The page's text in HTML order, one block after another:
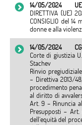
14/05/2024
UE
DIRETTIVA (UE)
CONSIGLIO del
donne e alla
14/05/2024
Corte di giustizia
Stachev
Rinvio
– Direttiva 2013/
procedimento
al diritto di
Art. 9 – Rinuncia
Presupposti –
dell’equità del